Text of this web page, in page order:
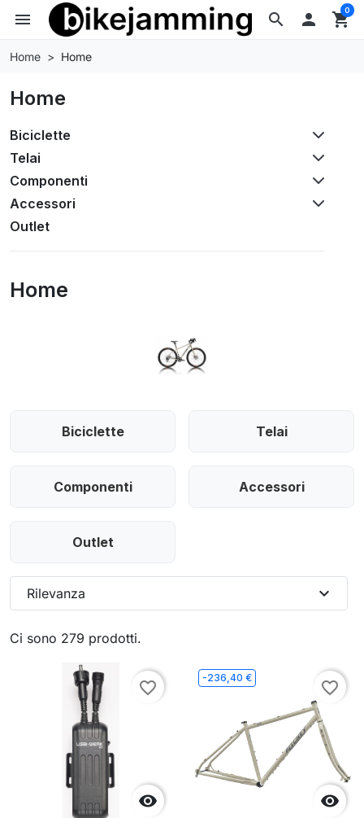
search
menu  shopping_cart
0
Home Home
Home
Biciclette
Telai
Componenti
Accessori
Outlet
Home
Biciclette Telai
Componenti Accessori
Outlet
Ci sono 279 prodotti.
Rilevanza expand_more

favorite_border
-236,40 €

favorite_border